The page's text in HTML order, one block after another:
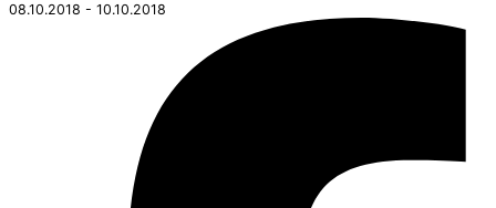
08.10.2018 - 10.10.2018